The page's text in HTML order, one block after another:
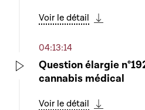
Voir le détail
04:13:14
Question élargie
cannabis médical
Voir le détail